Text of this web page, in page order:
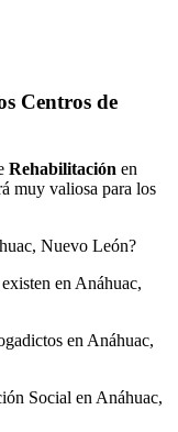
Centros de
Rehabilitación en
muy valiosa para los
Nuevo León?
en Anáhuac,
en Anáhuac,
Social en Anáhuac,